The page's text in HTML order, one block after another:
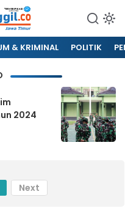
& KRIMINAL POLITIK
2024
Next